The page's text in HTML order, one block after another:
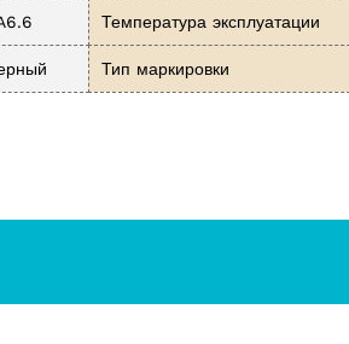
Температура эксплуатации
Тип маркировки